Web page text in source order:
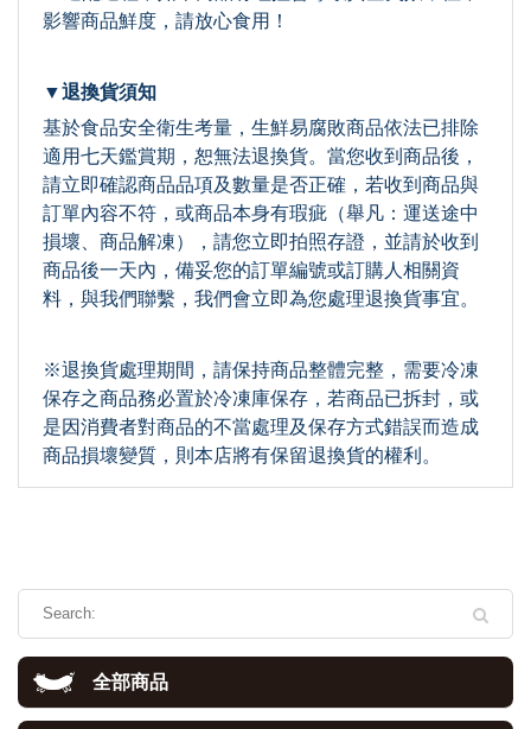
影響商品鮮度，請放心食用！
▼退換貨須知
基於食品安全衛生考量，生鮮易腐敗商品依法已排除
適用七天鑑賞期，恕無法退換貨。當您收到商品後，
請立即確認商品品項及數量是否正確，若收到商品與
訂單內容不符，或商品本身有瑕疵（舉凡：運送途中
損壞、商品解凍），請您立即拍照存證，並請於收到
商品後一天內，備妥您的訂單編號或訂購人相關資
料，與我們聯繫，我們會立即為您處理退換貨事宜。
※退換貨處理期間，請保持商品整體完整，需要冷凍
保存之商品務必置於冷凍庫保存，若商品已拆封，或
是因消費者對商品的不當處理及保存方式錯誤而造成
商品損壞變質，則本店將有保留退換貨的權利。
全部商品